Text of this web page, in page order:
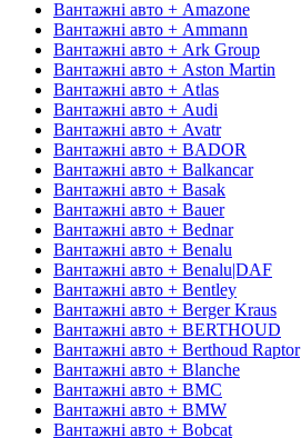
Вантажні авто + Amazone
Вантажні авто + Ammann
Вантажні авто + Ark Group
Вантажні авто + Aston Martin
Вантажні авто + Atlas
Вантажні авто + Audi
Вантажні авто + Avatr
Вантажні авто + BADOR
Вантажні авто + Balkancar
Вантажні авто + Basak
Вантажні авто + Bauer
Вантажні авто + Bednar
Вантажні авто + Benalu
Вантажні авто + Benalu|DAF
Вантажні авто + Bentley
Вантажні авто + Berger Kraus
Вантажні авто + BERTHOUD
Вантажні авто + Berthoud Raptor
Вантажні авто + Blanche
Вантажні авто + BMC
Вантажні авто + BMW
Вантажні авто + Bobcat